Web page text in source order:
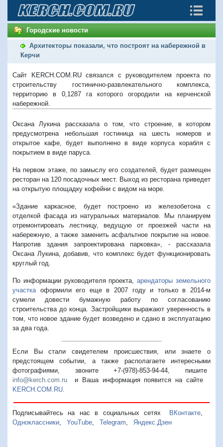
Городские новости
Архитекторы показали, что построят на набережной в
Керчи
Сайт KERCH.COM.RU связался с руководителем проекта по
строительству гостинично-развлекательного комплекса,
территорию в 0,1287 га которого огородили на керченской
набережной.
Оксана Лукина рассказала о том, что строение, в котором
предусмотрена небольшая гостиница на шесть номеров и
открытое кафе, будет выполнено в виде корпуса корабля с
покрытием в виде паруса.
На первом этаже, по замыслу его создателей, будет размещен
ресторан на 120 посадочных мест. Выход из ресторана приведет
на открытую площадку кофейни с видом на море.
«Здание каркасное, будет построено из железобетона с
отделкой фасада из натуральных материалов. Мы планируем
отремонтировать лестницу, ведущую от проезжей части на
набережную, а также заменить асфальтное покрытие на новое.
Напротив здания запроектирована парковка», - рассказала
Оксана Лукина, добавив, что комплекс будет функционировать
круглый год.
По информации руководителя проекта,арендаторы земельного
участка оформили его еще в 2007 году и только в 2014-м
сумели довести бумажную работу по согласованию
строительства до конца. Застройщики выражают уверенность в
том, что новое здание будет возведено и сдано в эксплуатацию
за два года.
Если Вы стали свидетелем происшествия, или знаете о
предстоящем событии, а также располагаете интересными
фотографиями, звоните +7-(978)-853-94-44, пишите
info@kerch.com.ru и Ваша информация появится на сайте
KERCH.COM.RU
Подписывайтесь на нас в социальных сетях ВКонтакте,
Одноклассники
YouTube Telegram Яндекс.Дзен